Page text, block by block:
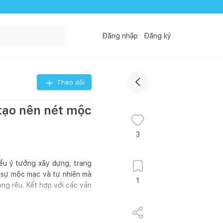
Đăng nhập Đăng ký
Theo dõi
nên nét mộc
ý tưởng xây dựng, trang
mộc mạc và tự nhiên mà
rêu. Kết hợp với các ván
3
1